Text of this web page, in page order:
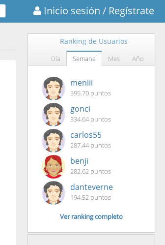
Inicio sesión / Regístrate
Ranking de Usuarios
Día Semana Mes Año
meniii
395.70 puntos
gonci
334.64 puntos
carlos55
287.44 puntos
benji
282.62 puntos
danteverne
194.52 puntos
Ver ranking completo